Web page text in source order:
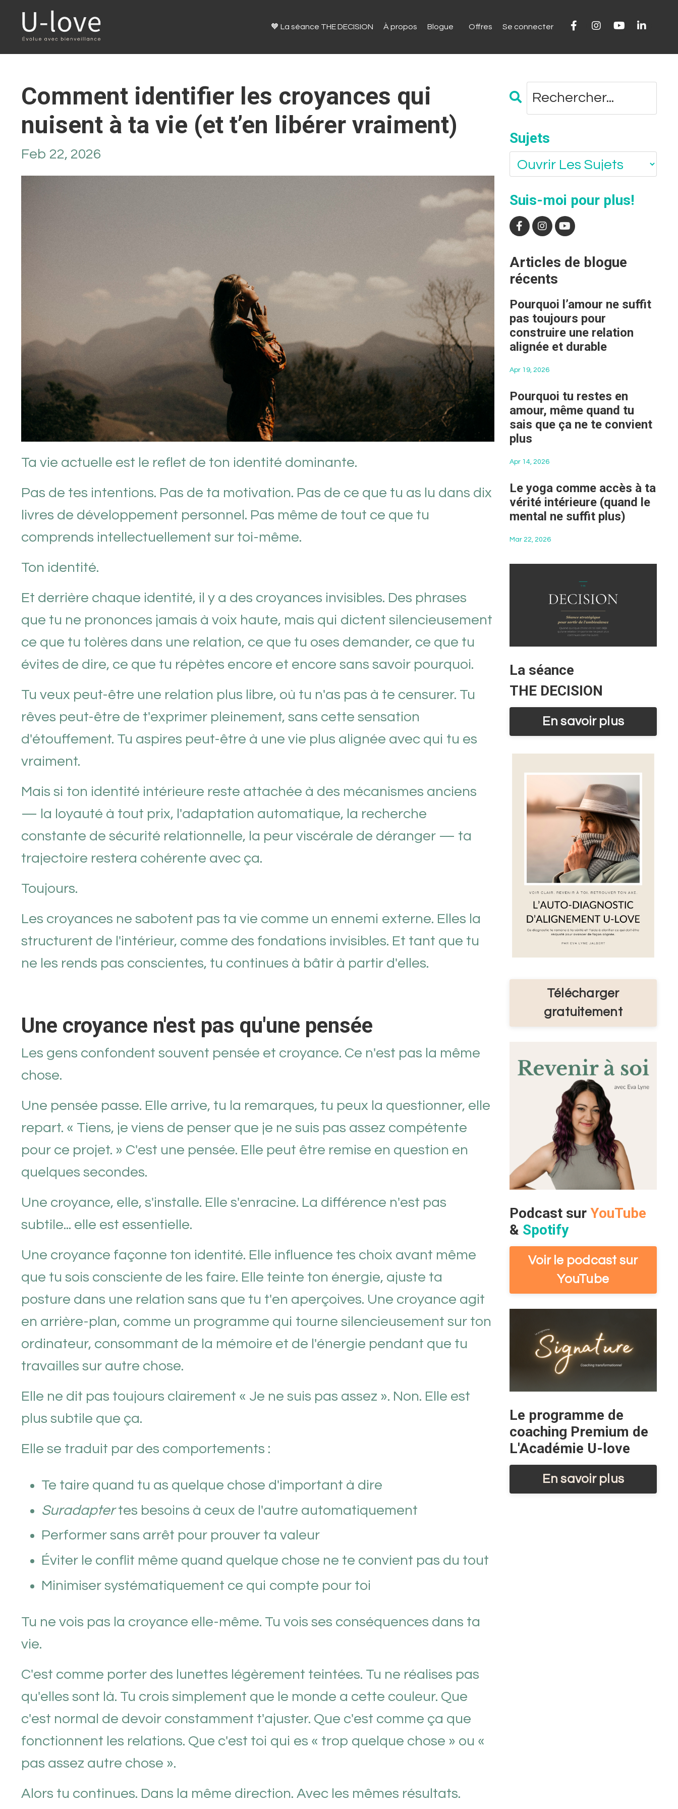
🧡 La séance THE DECISION À propos Blogue Offres Se connecter
Comment identifier les croyances qui
nuisent à ta vie (et t’en libérer vraiment)
Feb 22, 2026
Ta vie actuelle est le reflet de ton identité dominante.
Pas de tes intentions. Pas de ta motivation. Pas de ce que tu as lu dans dix
livres de développement personnel. Pas même de tout ce que tu
comprends intellectuellement sur toi-même.
Ton identité.
Et derrière chaque identité, il y a des croyances invisibles. Des phrases
que tu ne prononces jamais à voix haute, mais qui dictent silencieusement
ce que tu tolères dans une relation, ce que tu oses demander, ce que tu
évites de dire, ce que tu répètes encore et encore sans savoir pourquoi.
Tu veux peut-être une relation plus libre, où tu n'as pas à te censurer. Tu
rêves peut-être de t'exprimer pleinement, sans cette sensation
d'étouffement. Tu aspires peut-être à une vie plus alignée avec qui tu es
vraiment.
Mais si ton identité intérieure reste attachée à des mécanismes anciens
— la loyauté à tout prix, l'adaptation automatique, la recherche
constante de sécurité relationnelle, la peur viscérale de déranger — ta
trajectoire restera cohérente avec ça.
Toujours.
Les croyances ne sabotent pas ta vie comme un ennemi externe. Elles la
structurent de l'intérieur, comme des fondations invisibles. Et tant que tu
ne les rends pas conscientes, tu continues à bâtir à partir d'elles.
Une croyance n'est pas qu'une pensée
Les gens confondent souvent pensée et croyance. Ce n'est pas la même
chose.
Une pensée passe. Elle arrive, tu la remarques, tu peux la questionner, elle
repart. « Tiens, je viens de penser que je ne suis pas assez compétente
pour ce projet. » C'est une pensée. Elle peut être remise en question en
quelques secondes.
Une croyance, elle, s'installe. Elle s'enracine. La différence n'est pas
subtile... elle est essentielle.
Une croyance façonne ton identité. Elle influence tes choix avant même
que tu sois consciente de les faire. Elle teinte ton énergie, ajuste ta
posture dans une relation sans que tu t'en aperçoives. Une croyance agit
en arrière-plan, comme un programme qui tourne silencieusement sur ton
ordinateur, consommant de la mémoire et de l'énergie pendant que tu
travailles sur autre chose.
Elle ne dit pas toujours clairement « Je ne suis pas assez ». Non. Elle est
plus subtile que ça.
Elle se traduit par des comportements :
Te taire quand tu as quelque chose d'important à dire
Suradaptertes besoins à ceux de l'autre automatiquement
Performer sans arrêt pour prouver ta valeur
Éviter le conflit même quand quelque chose ne te convient pas du tout
Minimiser systématiquement ce qui compte pour toi
Tu ne vois pas la croyance elle-même. Tu vois ses conséquences dans ta
vie.
C'est comme porter des lunettes légèrement teintées. Tu ne réalises pas
qu'elles sont là. Tu crois simplement que le monde a cette couleur. Que
c'est normal de devoir constamment t'ajuster. Que c'est comme ça que
fonctionnent les relations. Que c'est toi qui es « trop quelque chose » ou «
pas assez autre chose ».
Alors tu continues. Dans la même direction. Avec les mêmes résultats.
Sujets
Suis-moi pour plus!
Articles de blogue
récents
Pourquoi l’amour ne suffit
pas toujours pour
construire une relation
alignée et durable
Apr 19, 2026
Pourquoi tu restes en
amour, même quand tu
sais que ça ne te convient
plus
Apr 14, 2026
Le yoga comme accès à ta
vérité intérieure (quand le
mental ne suffit plus)
Mar 22, 2026
La séance
THE DECISION
En savoir plus
Télécharger
gratuitement
Podcast sur YouTube
& Spotify
Voir le podcast sur
YouTube
Le programme de
coaching Premium de
L'Académie U-love
En savoir plus